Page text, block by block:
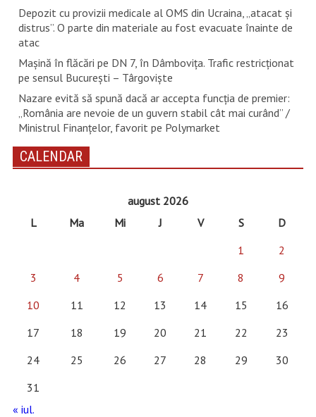
Depozit cu provizii medicale al OMS din Ucraina, „atacat și
distrus”. O parte din materiale au fost evacuate înainte de
atac
Mașină în flăcări pe DN 7, în Dâmbovița. Trafic restricționat
pe sensul București – Târgoviște
Nazare evită să spună dacă ar accepta funcția de premier:
„România are nevoie de un guvern stabil cât mai curând” /
Ministrul Finanțelor, favorit pe Polymarket
CALENDAR
august 2026
L
Ma Mi J V S
D
1
2
3
4 5 6 7 8
9
10
11 12 13 14 15
16
17
18 19 20 21 22
23
24
25 26 27 28 29
30
31
« iul.